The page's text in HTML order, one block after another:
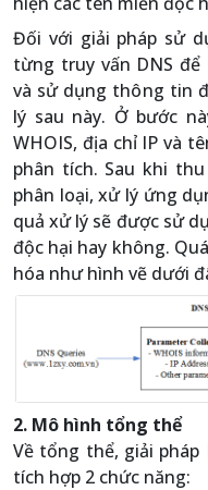
Đối với giải pháp sử
từng truy vấn DNS
và sử dụng thông tin
lý sau này. Ở bước
WHOIS, địa chỉ IP và
phân tích. Sau khi
phân loại, xử lý ứng
quả xử lý sẽ được sử
độc hại hay không.
hóa như hình vẽ dưới
2. Mô hình tổng thể
Về tổng thể, giải pháp
tích hợp 2 chức năng: